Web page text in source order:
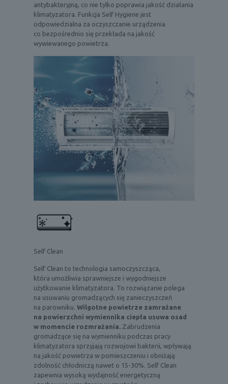
antybakteryjną, co nie tylko poprawia jakość działania
klimatyzatora. Funkcja Self Hygiene jest
odpowiedzialna za oczyszczanie urządzenia
co bezpośrednio się przekłada na jakość
wywiewanego powietrza.
Self Clean
Self Clean to technologia samoczyszcząca,
która umożliwia sprawniejsze i wygodniejsze
użytkowanie klimatyzatora. To rozwiązanie polega
na usuwaniu gromadzących się zanieczyszczeń
na parowniku. Wilgotne powietrze zamrażane
na powierzchni wymiennika ciepła usuwa osad
w momencie rozmrażania. Zabrudzenia
gromadzące się na wymienniku podczas pracy
klimatyzatora sprzyjają rozwojowi bakterii, wpływają
na jakość powietrza w pomieszczeniu i obniżają
zdolność chłodniczą nawet o 15-30%. Self Clean
zapewnia wysoką wydajność energetyczną